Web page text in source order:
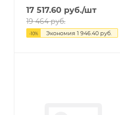
17 517.60 руб./шт
19 464руб.
-10% Экономия 1 946.40 руб.